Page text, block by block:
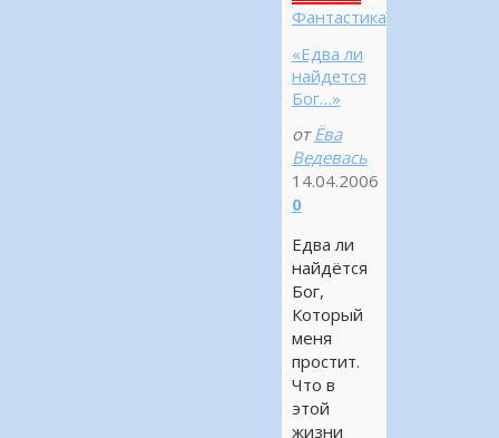
Фантастика
«Едва ли
найдется
Бог…»
от Ёва
Ведевась
14.04.2006
0
Едва ли
найдётся
Бог,
Который
меня
простит.
Что в
этой
жизни